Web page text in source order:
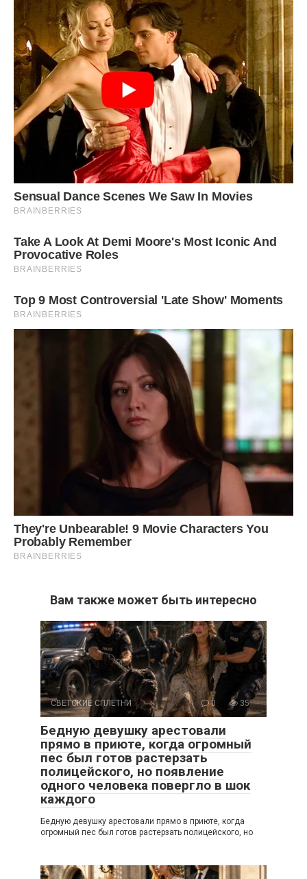
Вам также может быть интересно
СВЕТСКИЕ СПЛЕТНИ 0 35
Бедную девушку арестовали
прямо в приюте, когда огромный
пес был готов растерзать
полицейского, но появление
одного человека повергло в шок
каждого
Бедную девушку арестовали прямо в приюте, когда
огромный пес был готов растерзать полицейского, но